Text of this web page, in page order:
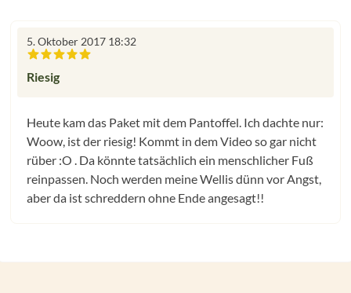
5. Oktober 2017 18:32
Riesig
Heute kam das Paket mit dem Pantoffel. Ich dachte nur:
Woow, ist der riesig! Kommt in dem Video so gar nicht
rüber :O . Da könnte tatsächlich ein menschlicher Fuß
reinpassen. Noch werden meine Wellis dünn vor Angst,
aber da ist schreddern ohne Ende angesagt!!